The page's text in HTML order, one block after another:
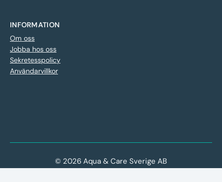
INFORMATION
Om oss
Jobba hos oss
Sekretesspolicy
Användarvillkor
© 2026 Aqua & Care Sverige AB